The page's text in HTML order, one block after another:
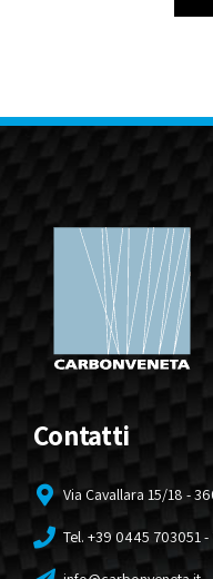
Contatti
Via Cavallara 15/18 -
Tel. +39 0445 703051